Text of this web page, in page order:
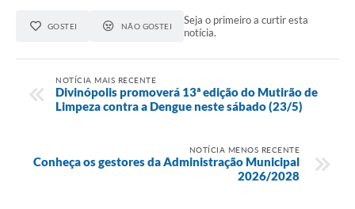
GOSTEI NÃO GOSTEI
Seja o primeiro a curtir esta
notícia.
NOTÍCIA MAIS RECENTE
Divinópolis promoverá 13ª edição do Mutirão de
Limpeza contra a Dengue neste sábado (23/5)
NOTÍCIA MENOS RECENTE
Conheça os gestores da Administração Municipal
2026/2028